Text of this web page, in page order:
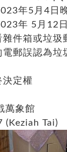
年5月4日
年 5月12
件箱或垃圾
郵誤認為垃
決定權
萬象館
(Keziah Tai)